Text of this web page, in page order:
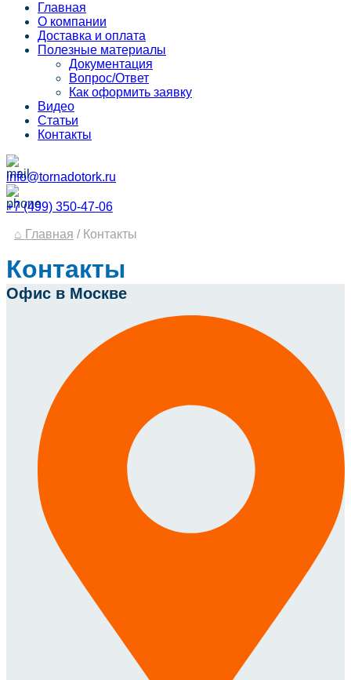
Главная
О компании
Доставка и оплата
Полезные материалы
Документация
Вопрос/Ответ
Как оформить заявку
Видео
Статьи
Контакты
info@tornadotork.ru
+7 (499) 350-47-06
⌂ Главная / Контакты
Контакты
Офис в Москве